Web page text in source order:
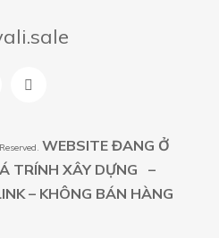
WEBSITE ĐANG Ở
TRÍNH XÂY DỰNG –
– KHÔNG BÁN HÀNG